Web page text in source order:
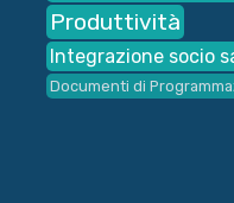
Produttività
Integrazione socio
Documenti di